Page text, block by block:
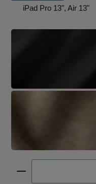
iPad Pro 13", Air 13"
auswählen
Produkt Anzahl: